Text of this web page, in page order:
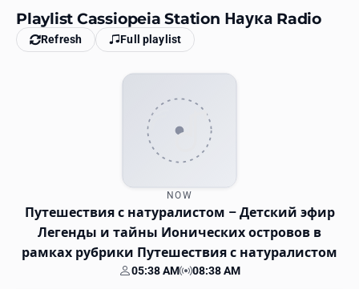
RadioSpinner
Playlist Cassiopeia Station Наука Radio
Refresh Full playlist
NOW
Путешествия с натуралистом – Детский эфир
Легенды и тайны Ионических островов в
рамках рубрики Путешествия с натуралистом
Your time
05:38 AM Station time
08:38 AM